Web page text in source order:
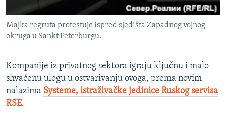
Majka regruta protestuje ispred sjedišta Zapadnog vojnog
okruga u Sankt Peterburgu.
Kompanije iz privatnog sektora igraju ključnu i malo
shvaćenu ulogu u ostvarivanju ovoga, prema novim
nalazima Systeme, istraživačke jedinice Ruskog servisa
RSE.